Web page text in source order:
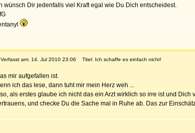
wünsch Dir jedenfalls viel Kraft egal wie Du Dich entscheidest.
Verfasst am: 14. Jul 2010 23:06 Titel: Ich schaffe es einfach nicht!
mir aufgefallen ist.
ich das lese, dann tuht mir mein Herz weh ...
als erstes glaube ich nicht das ein Arzt wirklich so irre ist und
und checke Du die Sache mal in Ruhe ab. Das zur